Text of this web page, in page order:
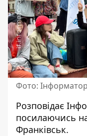
Фото:
Розповідає
посилаючись
Франківськ.